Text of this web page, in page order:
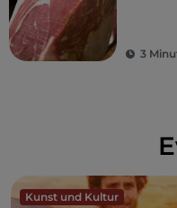
3
Kunst und Kultur